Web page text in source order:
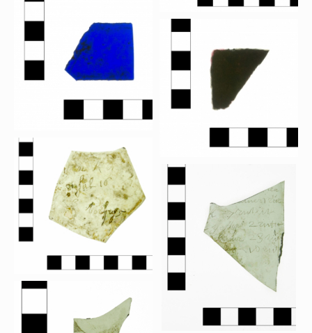
Mensfiguren
(Fabel)dieren
Geometrische patronen
Bloemmotieven
Boordglazen
Omlijsting
Teksten
Onbeschilderd glas
Het onderzoek